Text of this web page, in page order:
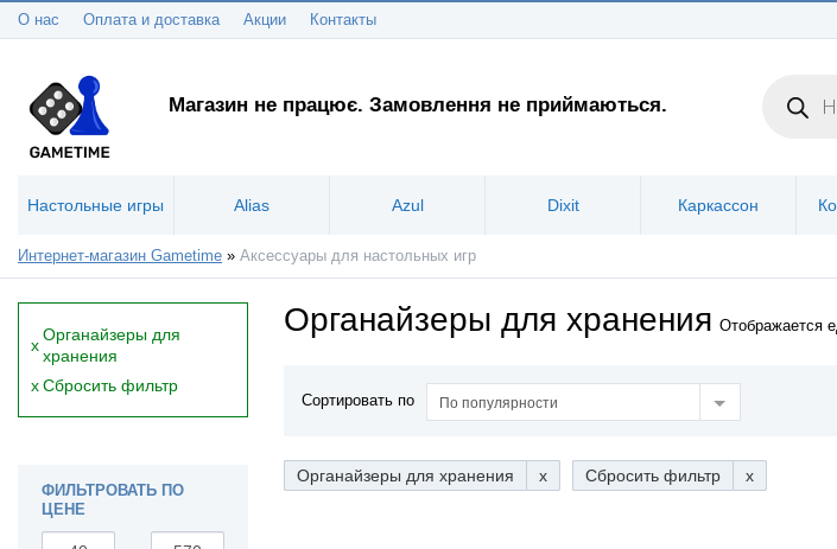
О нас Оплата и доставка Акции Контакты
Магазин не працює. Замовлення не приймаються.
Настольные игры Alias Azul Dixit Каркассон
Интернет-магазин Gametime » Аксессуары для настольных игр
Органайзеры для
хранения
x
Сбросить фильтр
x
ФИЛЬТРОВАТЬ ПО
ЦЕНЕ
Органайзеры для хранения Отображается
Сортировать по По популярности
Органайзеры для хранения x Сбросить фильтр x